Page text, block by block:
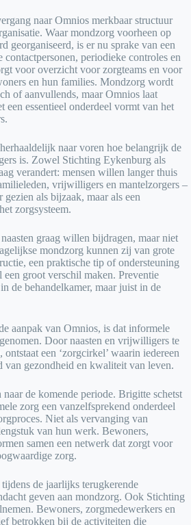
naar Omnios merkbaar structuur
Waar mondzorg voorheen op
georganiseerd, is er nu sprake van een
contactpersonen, periodieke controles en
voor overzicht voor zorgteams en voor
en hun families. Mondzorg wordt
of aanvullends, maar Omnios laat
een essentieel onderdeel vormt van het
naar voren hoe belangrijk de
is. Zowel Stichting Eykenburg als
verandert: mensen willen langer thuis
vrijwilligers en mantelzorgers –
als bijzaak, maar als een
zorgsysteem.
graag willen bijdragen, maar niet
mondzorg kunnen zij van grote
een praktische tip of ondersteuning
een groot verschil maken. Preventie
de behandelkamer, maar juist in de
aanpak van Omnios, is dat informele
Door naasten en vrijwilligers te
een ‘zorgcirkel’ waarin iedereen
van gezondheid en kwaliteit van leven.
de komende periode. Brigitte schetst
zorg een vanzelfsprekend onderdeel
Niet als vervanging van
van hun werk. Bewoners,
samen een netwerk dat zorgt voor
zorg.
de jaarlijks terugkerende
geven aan mondzorg. Ook Stichting
Bewoners, zorgmedewerkers en
betrokken bij de activiteiten die